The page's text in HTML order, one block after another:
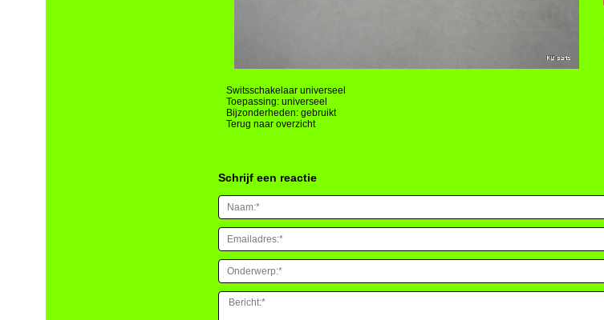
Switsschakelaar universeel
Toepassing: universeel
Bijzonderheden: gebruikt
Terug naar overzicht
Schrijf een reactie